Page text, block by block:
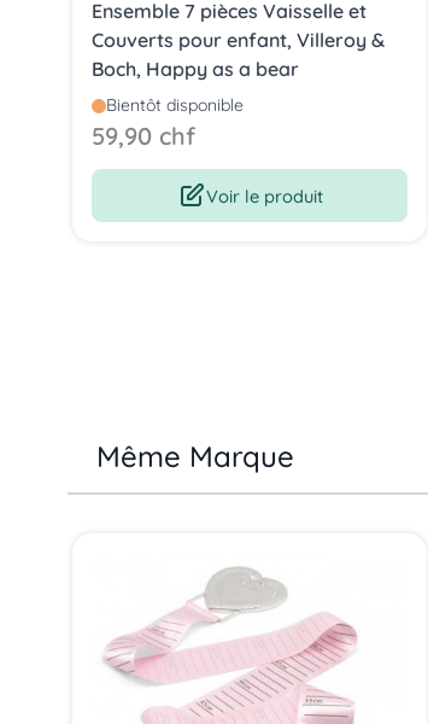
Ensemble 7 pièces Vaisselle et
Couverts pour enfant, Villeroy &
Boch, Happy as a bear
Bientôt disponible
59,90 chf
Voir le produit
Même Marque